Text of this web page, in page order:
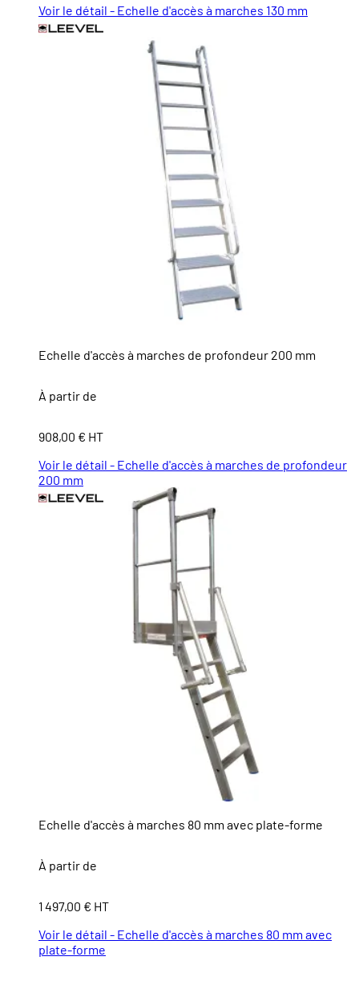
Voir le détail - Echelle d'accès à marches 130 mm
Echelle d'accès à marches de profondeur 200 mm
À partir de
908,00 € HT
Voir le détail - Echelle d'accès à marches de profondeur
200 mm
Echelle d'accès à marches 80 mm avec plate-forme
À partir de
1 497,00 € HT
Voir le détail - Echelle d'accès à marches 80 mm avec
plate-forme